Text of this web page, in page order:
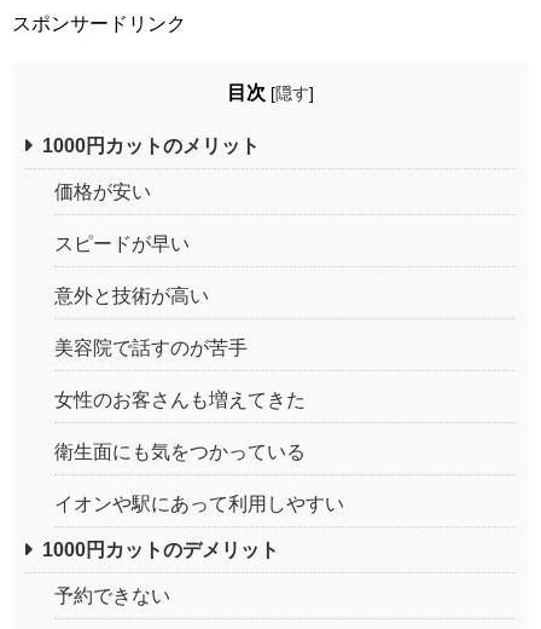
スポンサードリンク
目次 [隠す]
1000円カットのメリット
価格が安い
スピードが早い
意外と技術が高い
美容院で話すのが苦手
女性のお客さんも増えてきた
衛生面にも気をつかっている
イオンや駅にあって利用しやすい
1000円カットのデメリット
予約できない